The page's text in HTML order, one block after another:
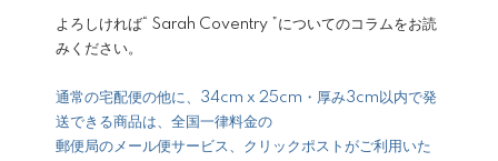
よろしければ “ Sarah Coventry ”についてのコラムをお読
みください。
通常の宅配便の他に、34cm x 25cm・厚み3cm以内で発
送できる商品は、全国一律料金の
郵便局のメール便サービス、クリックポストがご利用いた